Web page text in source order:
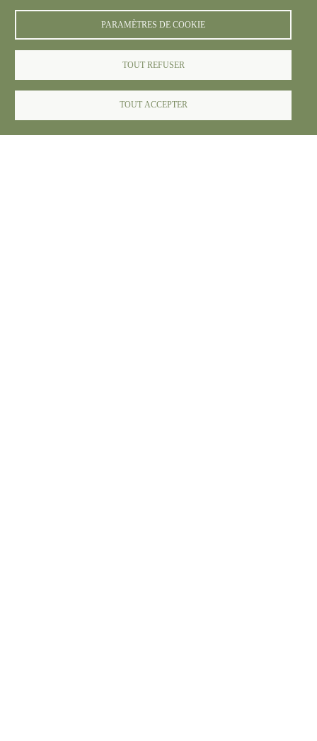
PARAMÈTRES DE COOKIE
TOUT REFUSER
TOUT ACCEPTER
© FREDON 2024 -Mentions légales